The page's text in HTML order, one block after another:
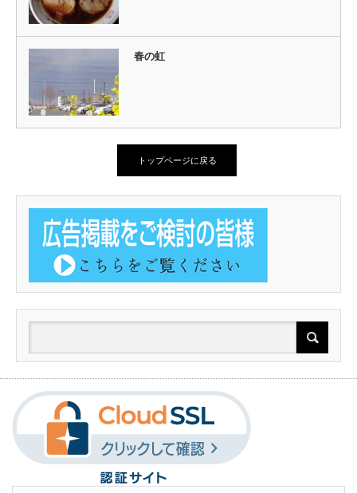
春の虹
トップページに戻る